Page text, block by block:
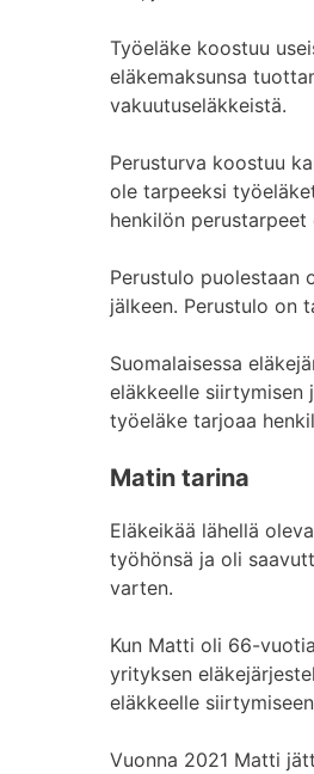
Työeläke koostuu
eläkemaksunsa
vakuutuseläkkeistä.
Perusturva koostuu
ole tarpeeksi
henkilön
Perustulo puolestaan
jälkeen. Perustulo on
Suomalaisessa
eläkkeelle siirtymisen
työeläke tarjoaa
Matin tarina
Eläkeikää lähellä
työhönsä ja oli
varten.
Kun Matti oli 66-
yrityksen
eläkkeelle
Vuonna 2021 Matti